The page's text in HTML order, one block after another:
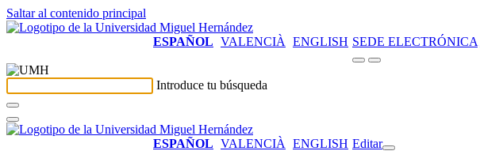
Saltar al contenido principal
ESPAÑOL VALENCIÀ ENGLISH SEDE ELECTRÓNICA
Introduce tu búsqueda
ESPAÑOL VALENCIÀ ENGLISH Editar